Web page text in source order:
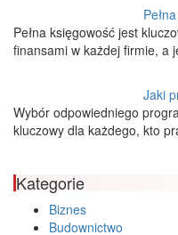
Pełna księgowość jest
finansami w każdej firmie,
Jaki
Wybór odpowiedniego
kluczowy dla każdego, kto
Kategorie
Biznes
Budownictwo